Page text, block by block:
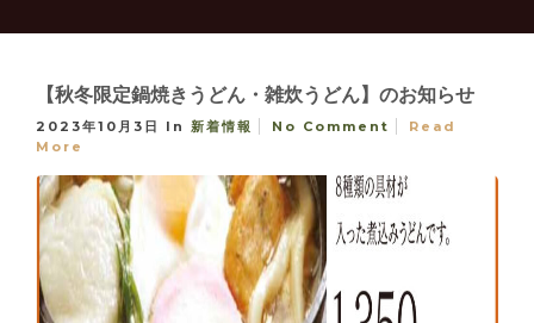
【秋冬限定鍋焼きうどん・雑炊うどん】のお知らせ
2023年10月3日 In 新着情報 No Comment
Read
More